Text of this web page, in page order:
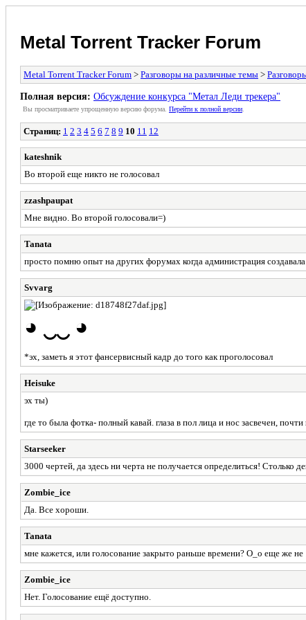
Metal Torrent Tracker Forum
Metal Torrent Tracker Forum > Разговоры на различные темы >
Полная версия: Обсуждение конкурса "Метал Леди трекера"
Вы просматриваете yпpощеннyю веpсию форума. Пеpейти к полной веpсии
Страниц: 1 2 3 4 5 6 7 8 9 10 11 12
kateshnik
Во второй еще никто не голосовал
zzashpaupat
Мне видно. Во второй голосовали=)
Tanata
просто помню опыт на других форумах когда администрация
Svvarg
◕ ‿‿ ◕
*эх, заметь я этот фансервисный кадр до того как проголосовал
Heisuke
эх ты)
где то была фотка- полный кавай. глаза в пол лица и нос засвечен,
Starseeker
3000 чертей, да здесь ни черта не получается определиться!
Zombie_ice
Да. Все хороши.
Tanata
мне кажется, или голосование закрыто раньше времени? О_о еще же не
Zombie_ice
Нет. Голосование ещё доступно.